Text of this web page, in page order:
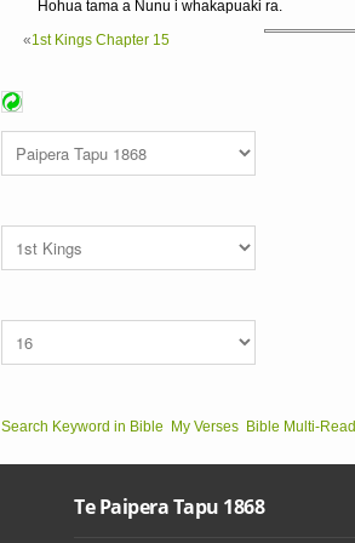
Hohua tama a Nunu i whakapuaki ra.
«1st Kings Chapter 15
Search Keyword in Bible My Verses Bible Multi-Read
Te Paipera Tapu 1868